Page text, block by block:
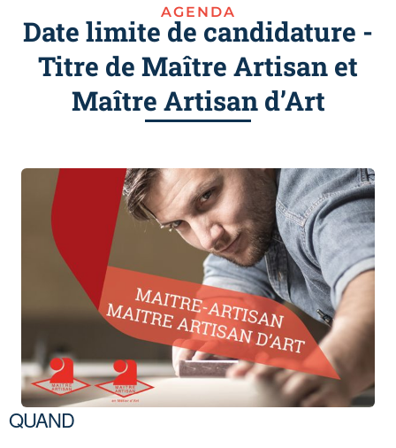
AGENDA
Date limite de candidature -
Titre de Maître Artisan et
Maître Artisan d’Art
QUAND